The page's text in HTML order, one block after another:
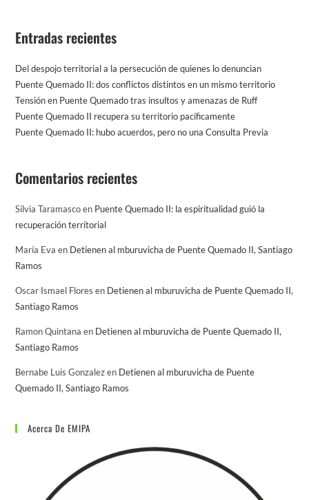
Entradas recientes
Del despojo territorial a la persecución de quienes lo denuncian
Puente Quemado II: dos conflictos distintos en un mismo territorio
Tensión en Puente Quemado tras insultos y amenazas de Ruff
Puente Quemado II recupera su territorio pacíficamente
Puente Quemado II: hubo acuerdos, pero no una Consulta Previa
Comentarios recientes
Silvia Taramascoen Puente Quemado II: la espiritualidad guió la
recuperación territorial
María Eva en Detienen al mburuvicha de Puente Quemado II, Santiago
Ramos
Oscar Ismael Flores en Detienen al mburuvicha de Puente Quemado II,
Santiago Ramos
Ramon Quintana en Detienen al mburuvicha de Puente Quemado II,
Santiago Ramos
Bernabe Luis Gonzalezen Detienen al mburuvicha de Puente
Quemado II, Santiago Ramos
Acerca De EMIPA